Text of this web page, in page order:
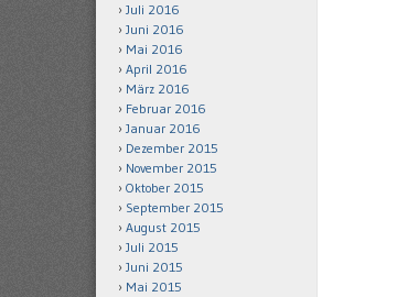
Juli 2016
Juni 2016
Mai 2016
April 2016
März 2016
Februar 2016
Januar 2016
Dezember 2015
November 2015
Oktober 2015
September 2015
August 2015
Juli 2015
Juni 2015
Mai 2015